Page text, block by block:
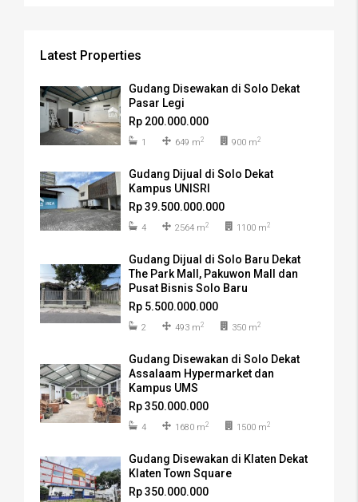
Latest Properties
Gudang Disewakan di Solo Dekat
Pasar Legi
Rp 200.000.000
1 649 m2 900 m2
Gudang Dijual di Solo Dekat
Kampus UNISRI
Rp 39.500.000.000
4 2564 m2 1100 m2
Gudang Dijual di Solo Baru Dekat
The Park Mall, Pakuwon Mall dan
Pusat Bisnis Solo Baru
Rp 5.500.000.000
2 493 m2 350 m2
Gudang Disewakan di Solo Dekat
Assalaam Hypermarket dan
Kampus UMS
Rp 350.000.000
4 1680 m2 1500 m2
Gudang Disewakan di Klaten Dekat
Klaten Town Square
Rp 350.000.000